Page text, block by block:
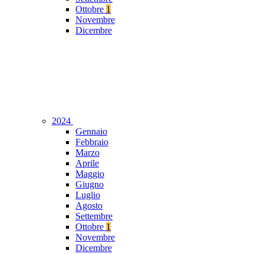
Ottobre 1
Novembre
Dicembre
2024
Gennaio
Febbraio
Marzo
Aprile
Maggio
Giugno
Luglio
Agosto
Settembre
Ottobre 1
Novembre
Dicembre